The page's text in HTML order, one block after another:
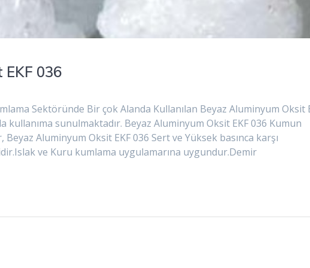
036
Sektöründe Bir çok Alanda Kullanılan Beyaz Aluminyum Oksit
kullanıma sunulmaktadır. Beyaz Aluminyum Oksit EKF 036 Kumun
Aluminyum Oksit EKF 036 Sert ve Yüksek basınca karşı
ve Kuru kumlama uygulamarına uygundur.Demir